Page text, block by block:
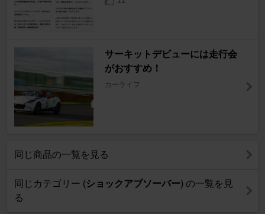
サーキットデビューには走行会
がおすすめ！
カーライフ
同じ商品の一覧を見る
同じカテゴリー (ショックアブソーバー) の一覧を見
る